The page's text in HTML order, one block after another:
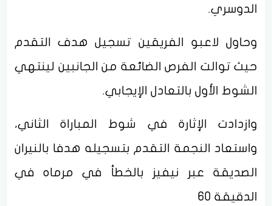
الدوسري.
وحاول لاعبو الفريقين تسجيل هدف التقدم
حيث توالت الفرص الضائعة من الجانبين لينتهي
الشوط الأول بالتعادل الإيجابي.
وازدادت الإثارة في شوط المباراة الثاني،
واستعاد النجمة التقدم بتسجيله هدفا بالنيران
الصديقة عبر نيفيز بالخطأ في مرماه في
الدقيقة 60